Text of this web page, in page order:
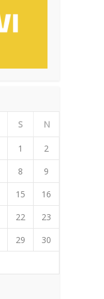
S N
1
2
8
9
15
16
22
23
29
30